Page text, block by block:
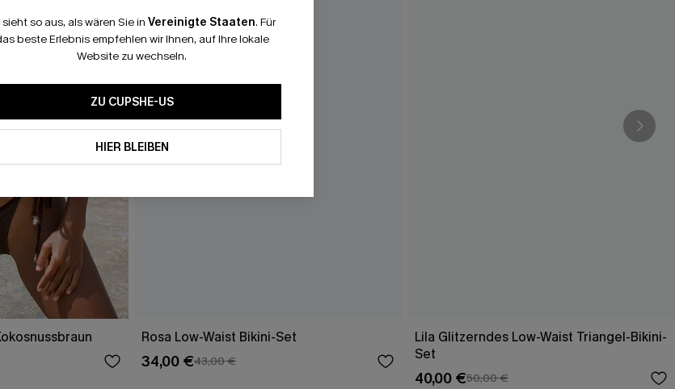
Rosa Low-Waist Bikini-Set
34,00 €43,00 €
Lila Glitzerndes Low-Waist Triangel-Bikini-
Set
40,00 €50,00 €
sieht so aus, als wären Sie in Vereinigte Staaten. Für
beste Erlebnis empfehlen wir Ihnen, auf Ihre lokale
Website zu wechseln.
ZU CUPSHE-US
HIER BLEIBEN